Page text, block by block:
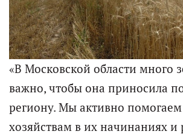
«В Московской области много
важно, чтобы она приносила
региону. Мы активно
хозяйствам в их начинаниях и